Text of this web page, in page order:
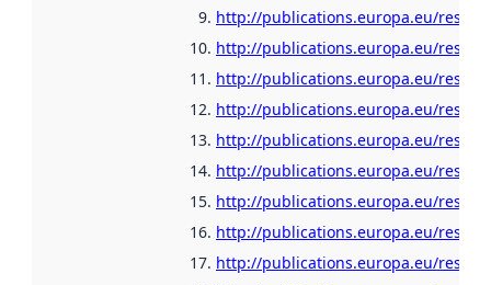
http://publications.europa.eu/
http://publications.europa.eu/
http://publications.europa.eu/
http://publications.europa.eu/
http://publications.europa.eu/
http://publications.europa.eu/
http://publications.europa.eu/
http://publications.europa.eu/
http://publications.europa.eu/